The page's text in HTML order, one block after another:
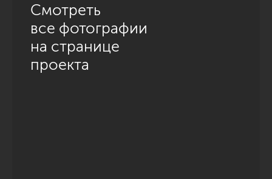
Смотреть
все фотографии
на странице
проекта